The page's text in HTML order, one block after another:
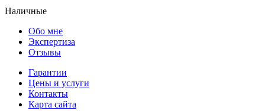
Наличные
Обо мне
Экспертиза
Отзывы
Гарантии
Цены и услуги
Контакты
Карта сайта